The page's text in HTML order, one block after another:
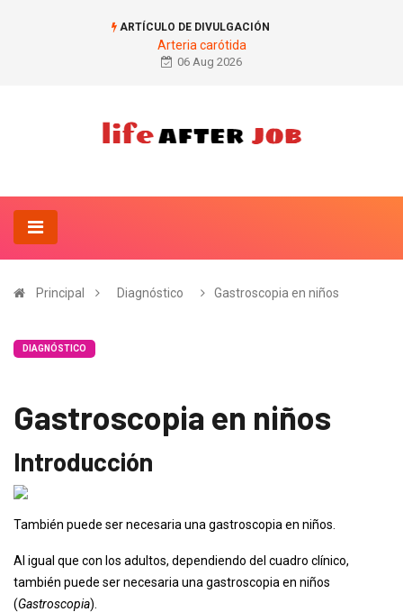
ARTÍCULO DE DIVULGACIÓN
Arteria carótida
06 Aug 2026
Principal Diagnóstico Gastroscopia en niños
DIAGNÓSTICO
Gastroscopia en niños
Introducción
También puede ser necesaria una gastroscopia en niños.
Al igual que con los adultos, dependiendo del cuadro clínico,
también puede ser necesaria una gastroscopia en niños
(Gastroscopia).